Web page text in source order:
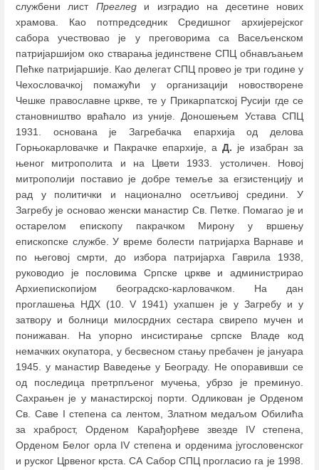
службени лист Прегледи изградио на десетине нових
храмова. Као потпредседник Средишног архијерејског
сабора учествовао је у преговорима са Васељенском
патријаршијом око стварања јединствене СПЦ обнављањем
Пећке патријаршије. Као делегат СПЦ провео је три године у
Чехословачкој помажући у организацији новостворене
Чешке православне цркве, те у Прикарпатској Русији где се
становништво враћало из уније. Доношењем Устава СПЦ
1931. основана је Загребачка епархија од делова
Горњокарловачке и Пакрачке епархије, а Д. је изабран за
њеног митрополита и на Цвети 1933. устоличен. Новој
митрополији поставио је добре темеље за егзистенцију и
рад у политички и национално осетљивој средини. У
Загребу је основао женски манастир Св. Петке. Помагао је и
остарелом епископу пакрачком Мирону у вршењу
епископске службе. У време болести патријарха Варнаве и
по његовој смрти, до избора патријарха Гаврила 1938,
руководио је пословима Српске цркве и администрирао
Архиепископијом београдско-карловачком. На дан
проглашења НДХ (10. V 1941) ухапшен је у Загребу и у
затвору и болници милосрдних сестара свирепо мучен и
понижаван. На упорно инсистирање српске Владе код
немачких окупатора, у бесвесном стању пребачен је јануара
1945. у манастир Ваведење у Београду. Не опоравивши се
од последица претрпљеног мучења, убрзо је преминуо.
Сахрањен је у манастирској порти. Одликован је Орденом
Св. Саве I степена са лентом, Златном медаљом Обилића
за храброст, Орденом Карађорђеве звезде IV степена,
Орденом Белог орла IV степена и орденима југословенског
и руског Црвеног крста. СА Сабор СПЦ прогласио га је 1998.